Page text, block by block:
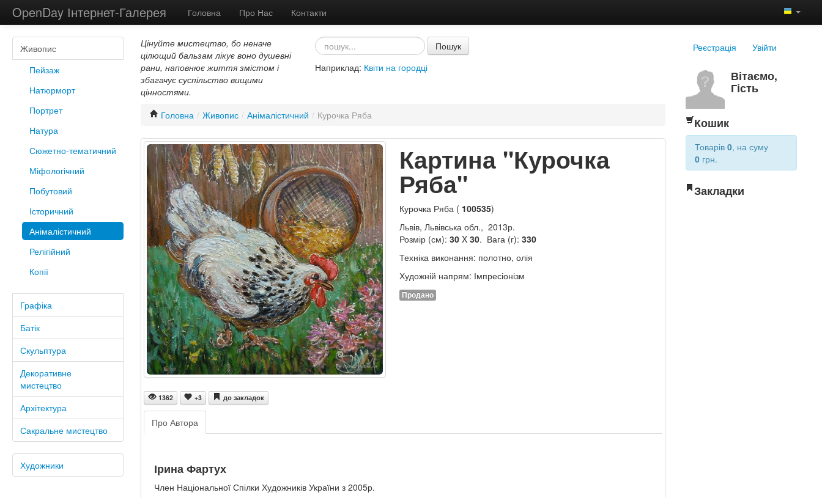
OpenDay Інтернет-Галерея Головна Про Нас Контакти
Живопис
Пейзаж
Натюрморт
Портрет
Натура
Сюжетно-тематичний
Міфологічний
Побутовий
Історичний
Анімалістичний
Релігійний
Копії
Графіка
Батік
Скульптура
Декоративне
мистецтво
Архітектура
Сакральне мистецтво
Художники
Цінуйте мистецтво, бо неначе
цілющий бальзам лікує воно душевні
рани, наповнює життя змістом і
збагачує суспільство вищими
цінностями.
Пошук
Наприклад: Квіти на городці
Головна / Живопис / Анімалістичний / Курочка Ряба
1362 +3 до закладок
Картина "Курочка
Ряба"
Курочка Ряба ( 100535)
Львів, Львівська обл., 2013р.
Розмір (см): 30X 30. Вага (г): 330
Техніка виконання: полотно, олія
Художній напрям: Імпресіонізм
Продано
Про Автора
Ірина Фартух
Член Національної Спілки Художників України з 2005р.
Реєстрація Увійти
Вітаємо,
Гість
Кошик
Товарів0, на суму
0 грн.
Закладки